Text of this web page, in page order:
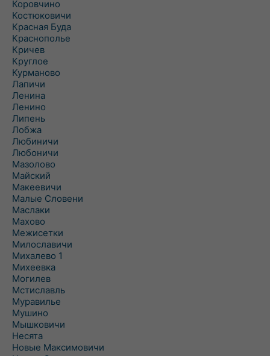
Коровчино
Костюковичи
Красная Буда
Краснополье
Кричев
Круглое
Курманово
Лапичи
Ленина
Ленино
Липень
Лобжа
Любиничи
Любоничи
Мазолово
Майский
Макеевичи
Малые Словени
Маслаки
Махово
Межисетки
Милославичи
Михалево 1
Михеевка
Могилев
Мстиславль
Муравилье
Мушино
Мышковичи
Несята
Новые Максимовичи